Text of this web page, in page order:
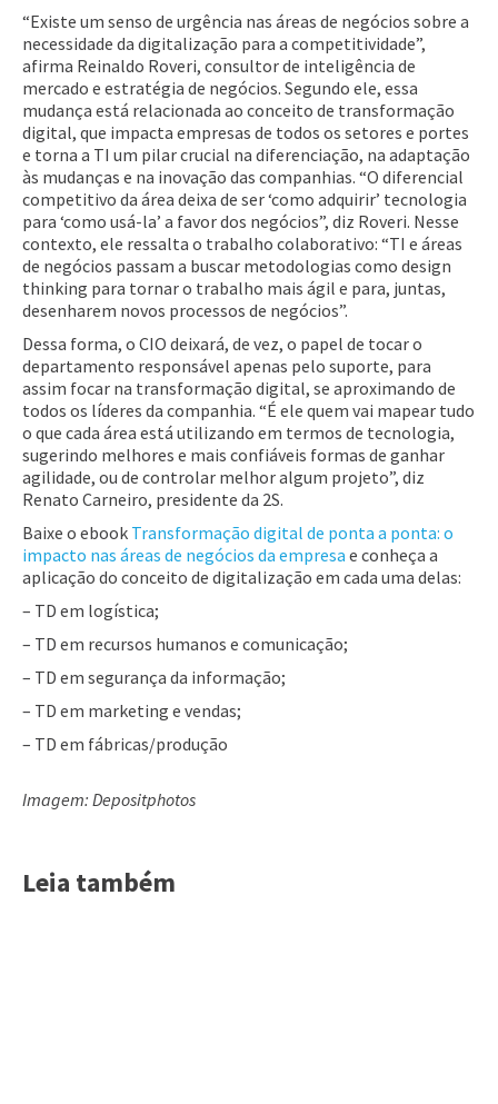
“Existe um senso de urgência nas áreas de negócios sobre a
necessidade da digitalização para a competitividade”,
afirma Reinaldo Roveri, consultor de inteligência de
mercado e estratégia de negócios. Segundo ele, essa
mudança está relacionada ao conceito de transformação
digital, que impacta empresas de todos os setores e portes
e torna a TI um pilar crucial na diferenciação, na adaptação
às mudanças e na inovação das companhias. “O diferencial
competitivo da área deixa de ser ‘como adquirir’ tecnologia
para ‘como usá-la’ a favor dos negócios”, diz Roveri. Nesse
contexto, ele ressalta o trabalho colaborativo: “TI e áreas
de negócios passam a buscar metodologias como design
thinking para tornar o trabalho mais ágil e para, juntas,
desenharem novos processos de negócios”.
Dessa forma, o CIO deixará, de vez, o papel de tocar o
departamento responsável apenas pelo suporte, para
assim focar na transformação digital, se aproximando de
todos os líderes da companhia. “É ele quem vai mapear tudo
o que cada área está utilizando em termos de tecnologia,
sugerindo melhores e mais confiáveis formas de ganhar
agilidade, ou de controlar melhor algum projeto”, diz
Renato Carneiro, presidente da 2S.
Baixe o ebook Transformação digital de ponta a ponta: o
impacto nas áreas de negócios da empresa e conheça a
aplicação do conceito de digitalização em cada uma delas:
– TD em logística;
– TD em recursos humanos e comunicação;
– TD em segurança da informação;
– TD em marketing e vendas;
– TD em fábricas/produção
Imagem: Depositphotos
Leia também